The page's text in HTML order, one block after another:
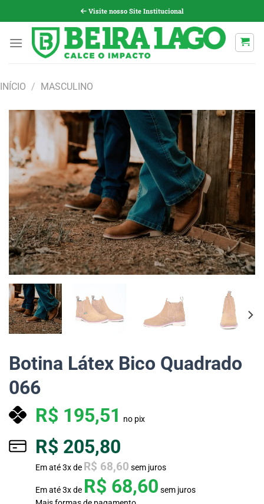
para
conteúdo
Visite nosso Site Institucional
INÍCIO / MASCULINO
Botina Látex Bico Quadrado
066
R$ 195,51 no pix
R$ 205,80
Em até3x de R$ 68,60 sem juros
Em até3x de R$ 68,60 sem juros